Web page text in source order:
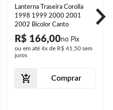
Lanterna Traseira Corolla
1998 1999 2000 2001
2002 Bicolor Canto
R$ 166,00
ou em até 4x de R$ 41,50 sem
juros
Comprar